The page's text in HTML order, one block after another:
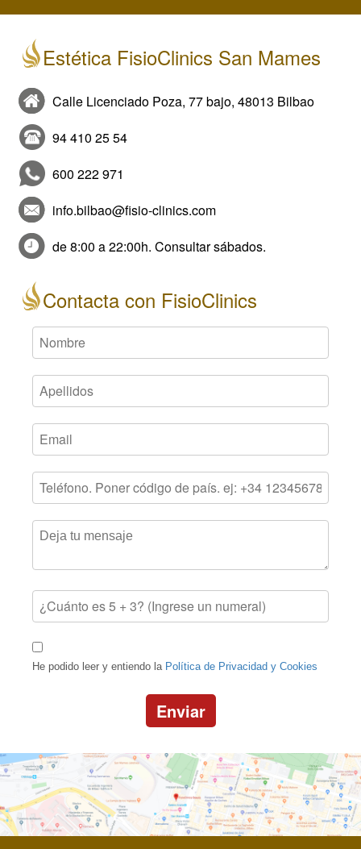
Estética FisioClinics San Mames
Calle Licenciado Poza, 77 bajo, 48013 Bilbao
94 410 25 54
600 222 971
info.bilbao@fisio-clinics.com
de 8:00 a 22:00h. Consultar sábados.
Contacta con FisioClinics
He podido leer y entiendo la Política de Privacidad y Cookies
Enviar